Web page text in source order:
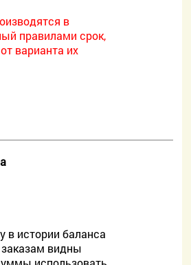
в
правилами срок,
варианта их
в истории баланса
видны